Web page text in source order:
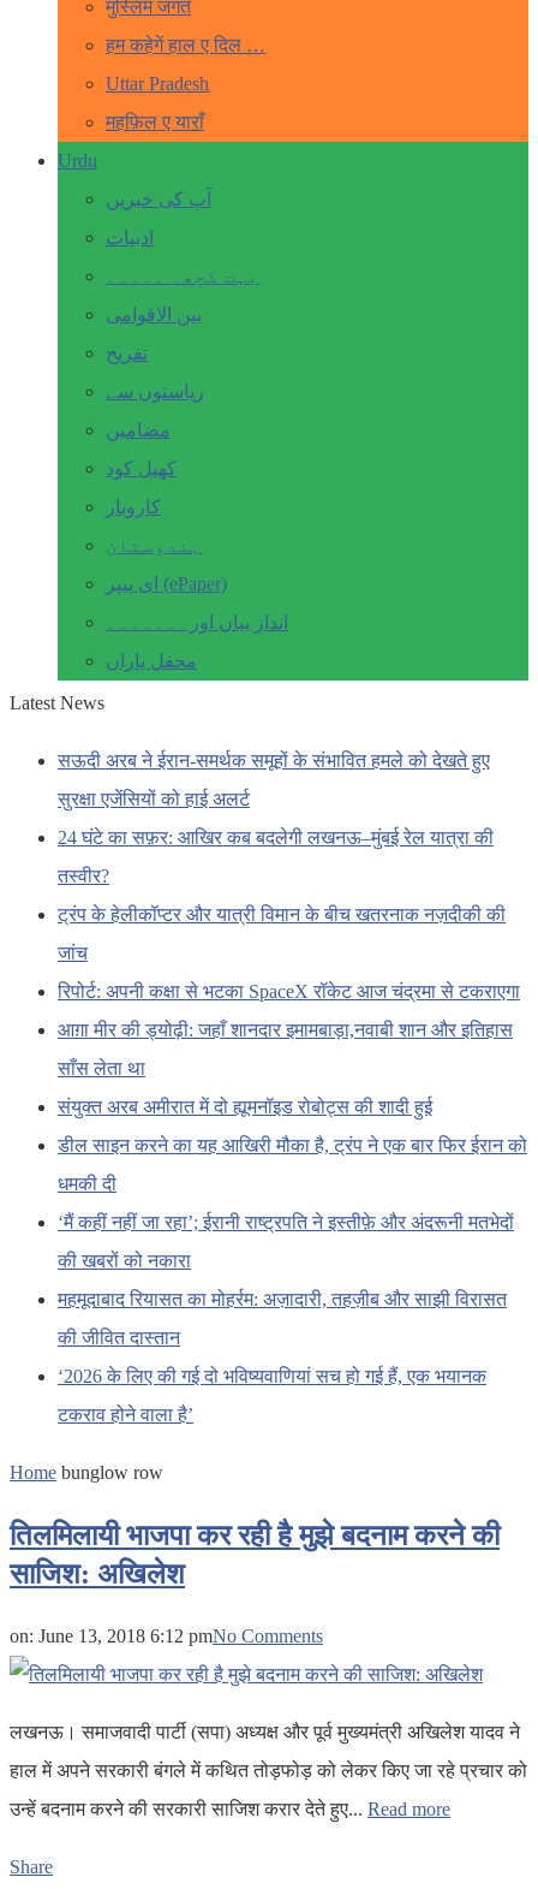
मुस्लिम जगत
हम कहेगें हाल ए दिल …
Uttar Pradesh
महफ़िल ए याराँ
Urdu
آپ کی خبریں
ادبیات
بہت کچھ۔ ۔۔۔۔۔
بین الاقوامی
تفریح
ریاستوں سے
مضامین
کھیل کود
کاروبار
ہندوستان
ای پیپر (ePaper)
انداز بیاں اور۔۔۔۔۔۔۔
محفل یاراں
Latest News
सऊदी अरब ने ईरान-समर्थक समूहों के संभावित हमले को देखते हुए
सुरक्षा एजेंसियों को हाई अलर्ट
24 घंटे का सफ़र: आखिर कब बदलेगी लखनऊ–मुंबई रेल यात्रा की
तस्वीर?
ट्रंप के हेलीकॉप्टर और यात्री विमान के बीच खतरनाक नज़दीकी की
जांच
रिपोर्ट: अपनी कक्षा से भटका SpaceX रॉकेट आज चंद्रमा से टकराएगा
आग़ा मीर की ड्योढ़ी: जहाँ शानदार इमामबाड़ा,नवाबी शान और इतिहास
साँस लेता था
संयुक्त अरब अमीरात में दो ह्यूमनॉइड रोबोट्स की शादी हुई
डील साइन करने का यह आखिरी मौका है, ट्रंप ने एक बार फिर ईरान को
धमकी दी
‘मैं कहीं नहीं जा रहा’; ईरानी राष्ट्रपति ने इस्तीफ़े और अंदरूनी मतभेदों
की खबरों को नकारा
महमूदाबाद रियासत का मोहर्रम: अज़ादारी, तहज़ीब और साझी विरासत
की जीवित दास्तान
‘2026 के लिए की गई दो भविष्यवाणियां सच हो गई हैं, एक भयानक
टकराव होने वाला है’
Home bunglow row
तिलमिलायी भाजपा कर रही है मुझे बदनाम करने की
साजिश: अखिलेश
on: June 13, 2018 6:12 pmNo Comments
लखनऊ। समाजवादी पार्टी (सपा) अध्यक्ष और पूर्व मुख्यमंत्री अखिलेश यादव ने
हाल में अपने सरकारी बंगले में कथित तोड़फोड़ को लेकर किए जा रहे प्रचार को
उन्हें बदनाम करने की सरकारी साजिश करार देते हुए... Read more
Share